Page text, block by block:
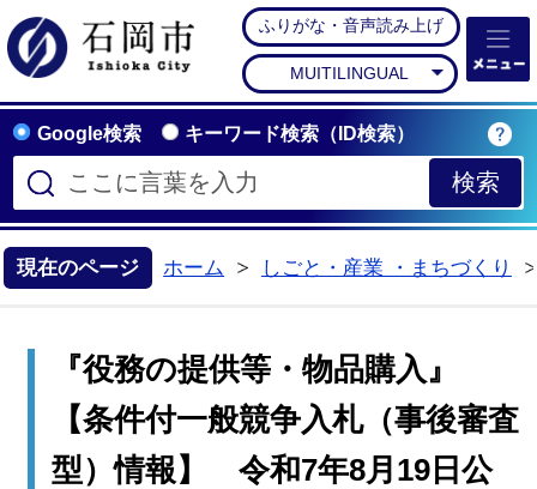
石岡市公式ホームペー
ふりがな・音声読み上げ
MUITILINGUAL
Google検索 キーワード検索（ID検索）
現在のページ ホーム
しごと・産業 ・まちづくり
『役務の提供等・物品購入』
【条件付一般競争入札（事後審査
型）情報】 令和7年8月19日公